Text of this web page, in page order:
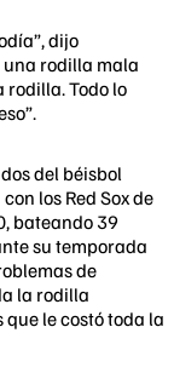
dijo
una rodilla mala
rodilla. Todo lo
del béisbol
los Red Sox de
bateando 39
su temporada
de
la rodilla
le costó toda la